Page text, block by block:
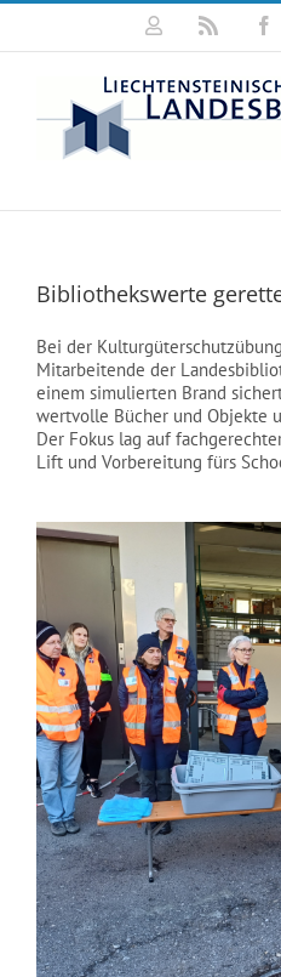
Zum
springen
Mein
Bibliothekswerte
Bei der
Mitarbeitende der
einem simulierten Brand
wertvolle Bücher und Objekte
Der Fokus lag auf
Lift und Vorbereitung fürs